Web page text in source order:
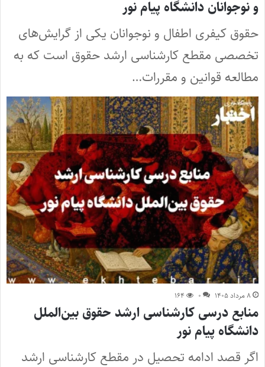
و نوجوانان دانشگاه پیام نور
حقوق کیفری اطفال و نوجوانان یکی از گرایش‌های
تخصصی مقطع کارشناسی ارشد حقوق است که به
مطالعه قوانین و مقررات…
۸ مرداد ۱۴۰۵ ۰ ۱۶۴
منابع درسی کارشناسی ارشد حقوق بین‌الملل
دانشگاه پیام نور
اگر قصد ادامه تحصیل در مقطع کارشناسی ارشد